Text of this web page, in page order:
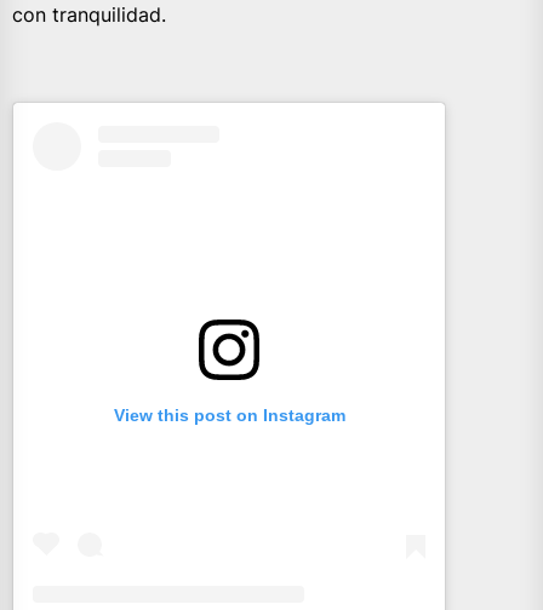
con tranquilidad.
View this post on Instagram